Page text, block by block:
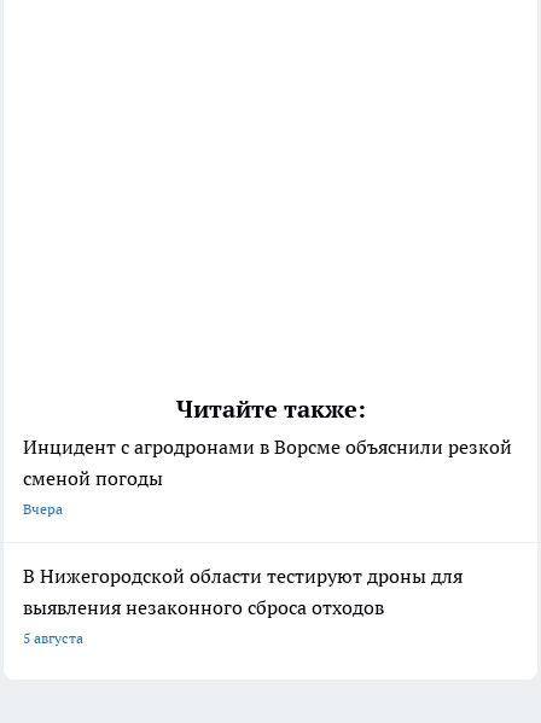
Читайте также:
Инцидент с агродронами в Ворсме объяснили резкой
сменой погоды
Вчера
В Нижегородской области тестируют дроны для
выявления незаконного сброса отходов
5 августа